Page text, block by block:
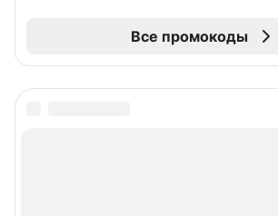
Все промокоды